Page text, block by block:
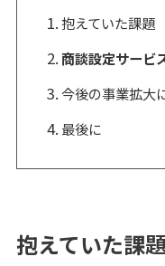
抱えていた課題
商談設定サービ
今後の事業拡大
最後に
抱えていた課